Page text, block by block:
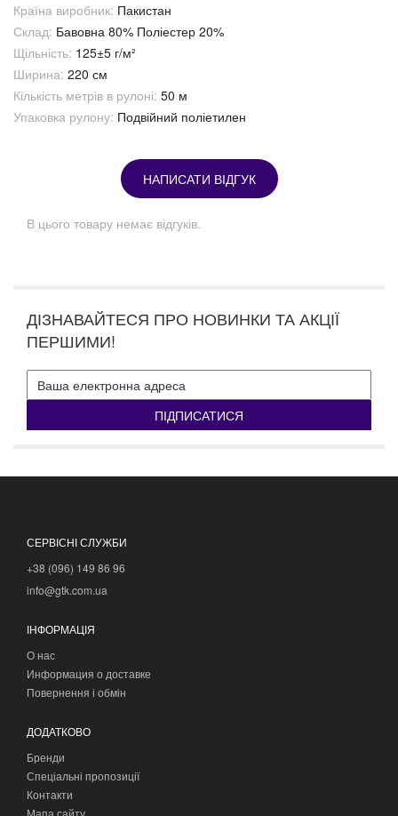
Країна виробник: Пакистан
Склад: Бавовна 80% Поліестер 20%
Щільність: 125±5 г/м²
Ширина: 220 см
Кількість метрів в рулоні: 50 м
Упаковка рулону: Подвійний поліетилен
НАПИСАТИ ВІДГУК
В цього товару немає відгуків.
ДІЗНАВАЙТЕСЯ ПРО НОВИНКИ ТА АКЦІЇ
ПЕРШИМИ!
ПІДПИСАТИСЯ
СЕРВІСНІ СЛУЖБИ
+38 (096) 149 86 96
info@gtk.com.ua
ІНФОРМАЦІЯ
О нас
Информация о доставке
Повернення і обмін
ДОДАТКОВО
Бренди
Спеціальні пропозиції
Контакти